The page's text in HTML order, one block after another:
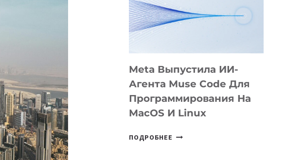
BÖRÜ
НА
Meta Выпустила ИИ-
Агента Muse Code Для
Программирования На
MacOS И Linux
ПОДРОБНЕЕ META